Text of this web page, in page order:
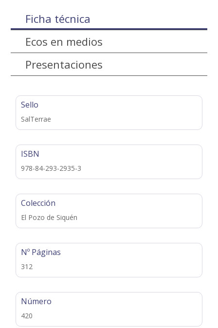
Ficha técnica
Ecos en medios
Presentaciones
Sello
SalTerrae
ISBN
978-84-293-2935-3
Colección
El Pozo de Siquén
Nº Páginas
312
Número
420